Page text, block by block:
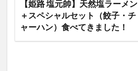
【姫路 塩元帥】天然塩ラーメン
＋スペシャルセット（餃子・チ
ャーハン）食べてきました！